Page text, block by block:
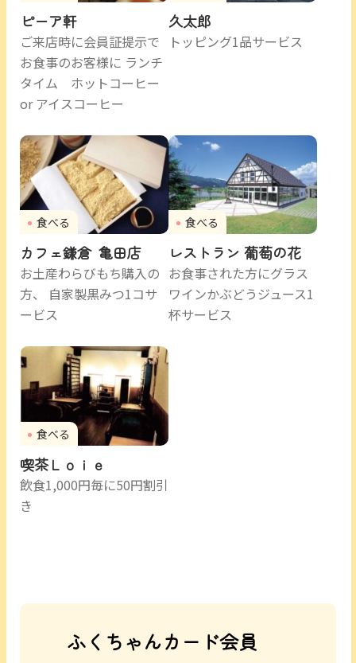
ピーア軒
ご来店時に会員証提示で
お食事のお客様に ランチ
タイム ホットコーヒー
or アイスコーヒー
久太郎
トッピング1品サービス
食べる
カフェ鎌倉 亀田店
お土産わらびもち購入の
方、 自家製黒みつ1コサ
ービス
食べる
レストラン 葡萄の花
お食事された方にグラス
ワインかぶどうジュース1
杯サービス
食べる
喫茶Ｌｏｉｅ
飲食1,000円毎に50円割引
き
ふくちゃんカード会員